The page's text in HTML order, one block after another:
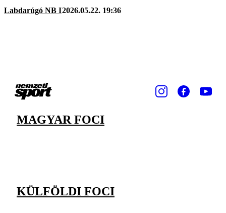
Labdarúgó NB I2026.05.22. 19:36
MAGYAR FOCI
KÜLFÖLDI FOCI